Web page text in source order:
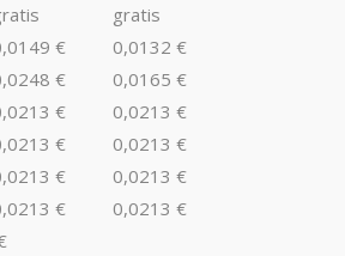
gratis
€
0,0132 €
€
0,0165 €
€
0,0213 €
€
0,0213 €
€
0,0213 €
€
0,0213 €